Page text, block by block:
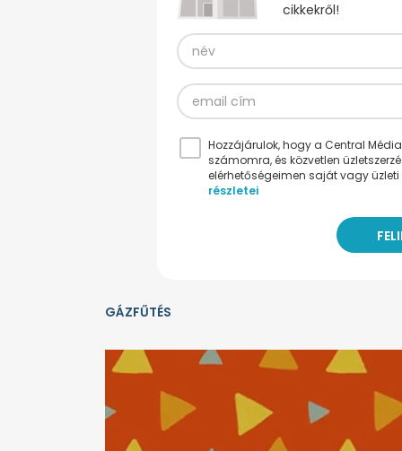
cikkekről!
Hozzájárulok, hogy a Central
számomra, és közvetlen
elérhetőségeimen saját vagy
részletei
GÁZFŰTÉS